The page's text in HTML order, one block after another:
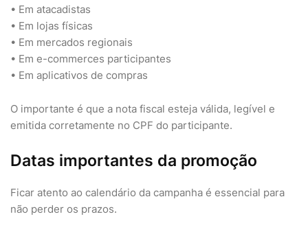
• Em atacadistas
• Em lojas físicas
• Em mercados regionais
• Em e-commerces participantes
• Em aplicativos de compras
O importante é que a nota fiscal esteja válida, legível e
emitida corretamente no CPF do participante.
Datas importantes da promoção
Ficar atento ao calendário da campanha é essencial para
não perder os prazos.